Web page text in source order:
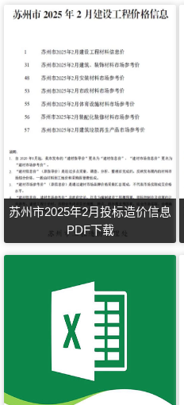
苏州市2025年2月投标造价信息
PDF下载